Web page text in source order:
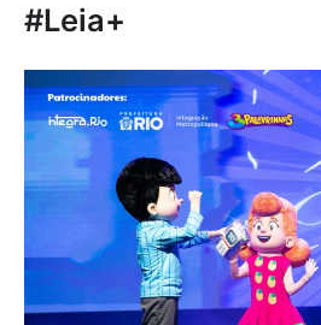
#Leia+